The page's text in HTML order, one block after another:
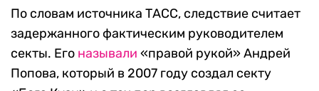
По словам источника ТАСС, следствие считает
задержанного фактическим руководителем
секты. Его называли «правой рукой» Андрей
Попова, который в 2007 году создал секту